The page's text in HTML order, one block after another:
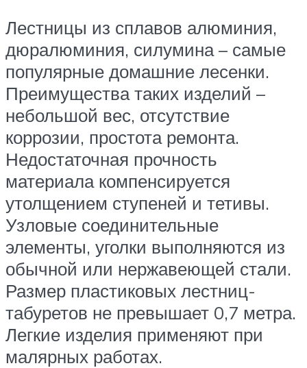
Лестницы из сплавов алюминия,
дюралюминия, силумина – самые
популярные домашние лесенки.
Преимущества таких изделий –
небольшой вес, отсутствие
коррозии, простота ремонта.
Недостаточная прочность
материала компенсируется
утолщением ступеней и тетивы.
Узловые соединительные
элементы, уголки выполняются из
обычной или нержавеющей стали.
Размер пластиковых лестниц-
табуретов не превышает 0,7 метра.
Легкие изделия применяют при
малярных работах.